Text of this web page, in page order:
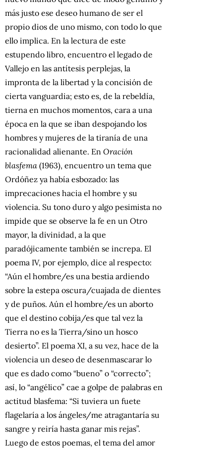
más justo ese deseo humano de ser el
propio dios de uno mismo, con todo lo que
ello implica. En la lectura de este
estupendo libro, encuentro el legado de
Vallejo en las antítesis perplejas, la
impronta de la libertad y la concisión de
cierta vanguardia; esto es, de la rebeldía,
tierna en muchos momentos, cara a una
época en la que se iban despojando los
hombres y mujeres de la tiranía de una
racionalidad alienante. En Oración
blasfema (1963), encuentro un tema que
Ordóñez ya había esbozado: las
imprecaciones hacia el hombre y su
violencia. Su tono duro y algo pesimista no
impide que se observe la fe en un Otro
mayor, la divinidad, a la que
paradójicamente también se increpa. El
poema IV, por ejemplo, dice al respecto:
“Aún el hombre/es una bestia ardiendo
sobre la estepa oscura/cuajada de dientes
y de puños. Aún el hombre/es un aborto
que el destino cobija/es que tal vez la
Tierra no es la Tierra/sino un hosco
desierto”. El poema XI, a su vez, hace de la
violencia un deseo de desenmascarar lo
que es dado como “bueno” o “correcto”;
así, lo “angélico” cae a golpe de palabras en
actitud blasfema: “Si tuviera un fuete
flagelaría a los ángeles/me atragantaría su
sangre y reiría hasta ganar mis rejas”.
Luego de estos poemas, el tema del amor